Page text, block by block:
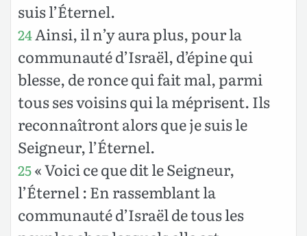
suis l’Éternel.
24Ainsi, il n’y aura plus, pour la
communauté d’Israël, d’épine qui
blesse, de ronce qui fait mal, parmi
tous ses voisins qui la méprisent. Ils
reconnaîtront alors que je suis le
Seigneur, l’Éternel.
25« Voici ce que dit le Seigneur,
l’Éternel : En rassemblant la
communauté d’Israël de tous les